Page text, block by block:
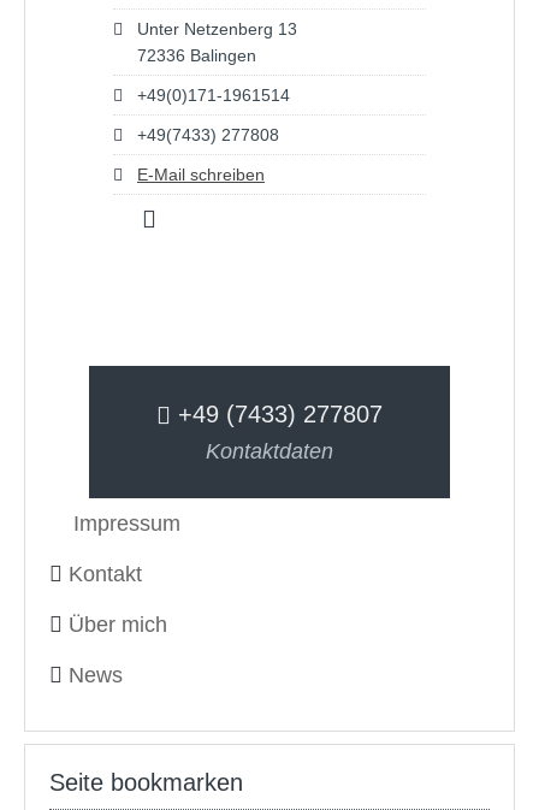
Unter Netzenberg 13
72336 Balingen
+49(0)171-1961514
+49(7433) 277808
E-Mail schreiben
+49 (7433) 277807
Kontaktdaten
Impressum
Kontakt
Über mich
News
Seite bookmarken